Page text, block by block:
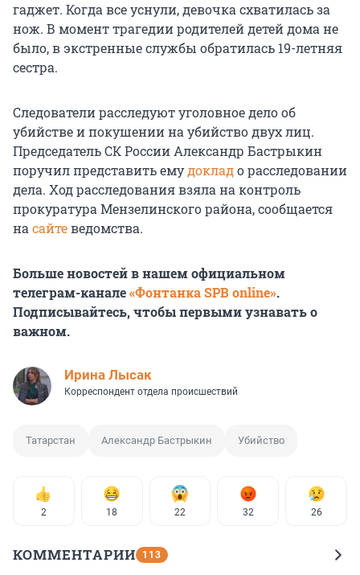
гаджет. Когда все уснули, девочка схватилась за
нож. В момент трагедии родителей детей дома не
было, в экстренные службы обратилась 19-летняя
сестра.
Следователи расследуют уголовное дело об
убийстве и покушении на убийство двух лиц.
Председатель СК России Александр Бастрыкин
поручил представить емудокладо расследовании
дела. Ход расследования взяла на контроль
прокуратура Мензелинского района, сообщается
на сайтеведомства.
Больше новостей в нашем официальном
телеграм-канале«Фонтанка SPB online».
Подписывайтесь, чтобы первыми узнавать о
важном.
Ирина Лысак
Корреспондент отдела происшествий
Татарстан Александр Бастрыкин Убийство
2 18 22 32 26
КОММЕНТАРИИ 113